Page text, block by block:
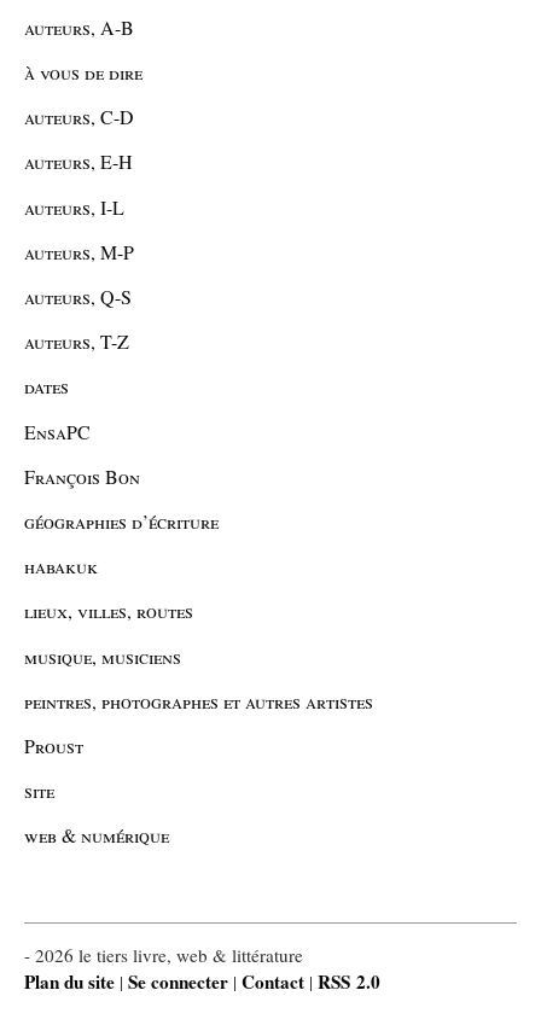
auteurs, A-B
à vous de dire
auteurs, C-D
auteurs, E-H
auteurs, I-L
auteurs, M-P
auteurs, Q-S
auteurs, T-Z
dates
EnsaPC
François Bon
géographies d’écriture
habakuk
lieux, villes, routes
musique, musiciens
peintres, photographes et autres artistes
Proust
site
web & numérique
- 2026 le tiers livre, web & littérature
Plan du site | Se connecter | Contact | RSS 2.0